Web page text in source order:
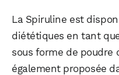
La Spiruline est
diététiques en tant
sous forme de poudre
également proposée